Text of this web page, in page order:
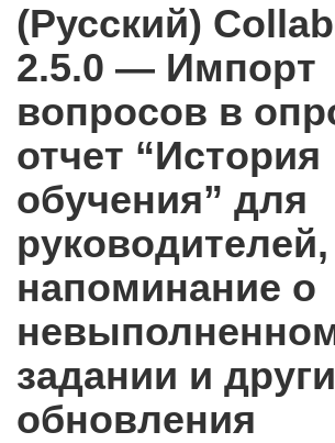
(Русский)
2.5.0 — Импорт
вопросов в
отчет “История
обучения” для
руководителей,
напоминание о
задании и
обновления